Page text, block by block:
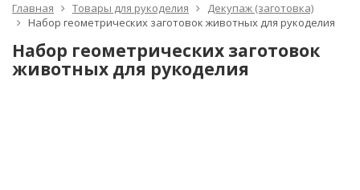
Главная Товары для рукоделия
Декупаж (заготовка)
Набор геометрических заготовок животных для рукоделия
Набор геометрических заготовок
животных для рукоделия